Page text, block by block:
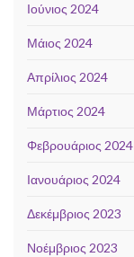
Ιούνιος 2024
Μάιος 2024
Απρίλιος 2024
Μάρτιος 2024
Φεβρουάριος 2024
Ιανουάριος 2024
Δεκέμβριος 2023
Νοέμβριος 2023